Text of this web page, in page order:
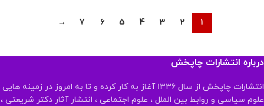
1
2
3
4
5
6
7
→
درباره انتشارات چاپخش
انتشارات چاپخش از سال ۱۳۳۶ آغاز به کار کرده و تا به امروز در زمینه هایی
علوم سیاسی و روابط بین الملل ، علوم اجتماعی ، انتشار آثار دکتر شریعتی ،